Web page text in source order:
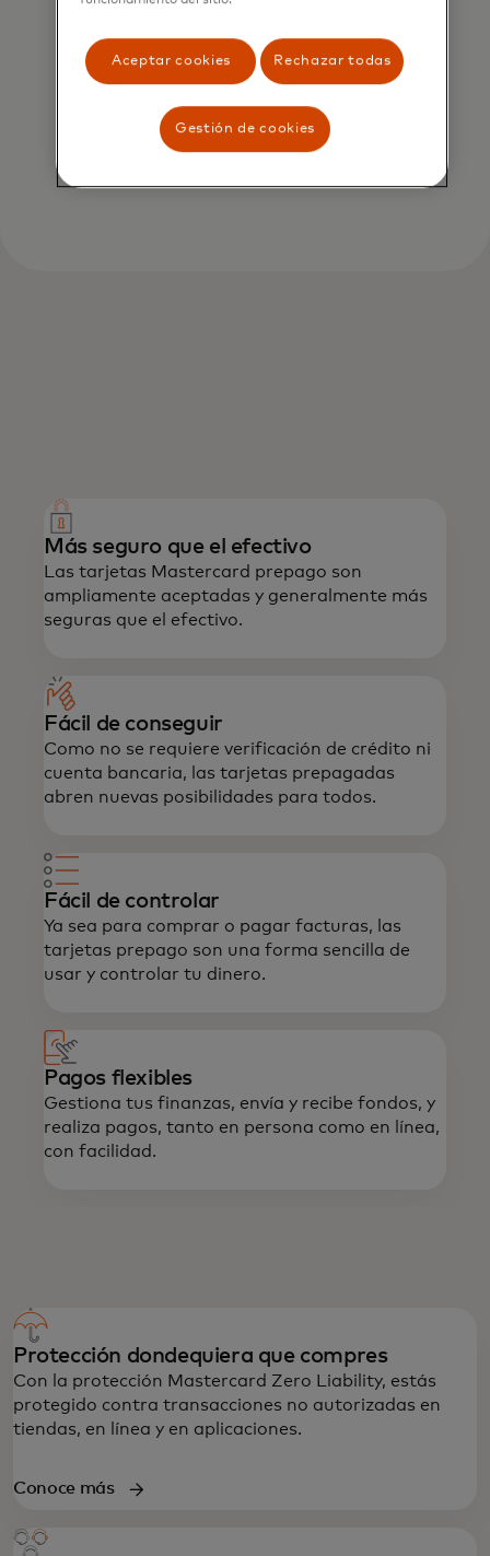
Tarjetas de regalo e
incentivos
Facilita el dar, usar y celebrar con
tarjetas prepagadas flexibles y
Más seguro que el efectivo
Las tarjetas Mastercard prepago son
ampliamente aceptadas y generalmente más
seguras que el efectivo.
Fácil de conseguir
Como no se requiere verificación de crédito ni
cuenta bancaria, las tarjetas prepagadas
abren nuevas posibilidades para todos.
Fácil de controlar
Ya sea para comprar o pagar facturas, las
tarjetas prepago son una forma sencilla de
usar y controlar tu dinero.
Pagos flexibles
Gestiona tus finanzas, envía y recibe fondos, y
realiza pagos, tanto en persona como en línea,
con facilidad.
Protección dondequiera que compres
Con la protección Mastercard Zero Liability, estás
protegido contra transacciones no autorizadas en
tiendas, en línea y en aplicaciones.
Conoce más
Aceptar cookies Rechazar todas
Gestión de cookies